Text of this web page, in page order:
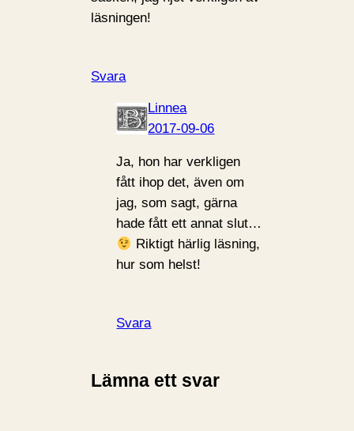
läsningen!
Svara
Linnea
2017-09-06
Ja, hon har verkligen
fått ihop det, även om
jag, som sagt, gärna
hade fått ett annat slut…
Riktigt härlig läsning,
hur som helst!
Svara
Lämna ett svar